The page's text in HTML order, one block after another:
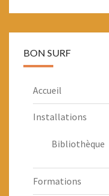
BON SURF
Accueil
Installations
Bibliothèque
Formations